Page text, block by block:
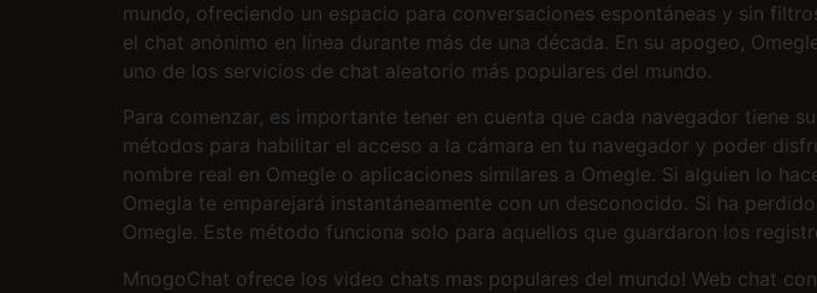
mundo, ofreciendo un espacio para conversaciones espontáneas y sin
el chat anónimo en línea durante más de una década. En su apogeo,
uno de los servicios de chat aleatorio más populares del mundo.
Para comenzar, es importante tener en cuenta que cada navegador tiene
métodos para habilitar el acceso a la cámara en tu navegador y poder
nombre real en Omegle o aplicaciones similares a Omegle. Si alguien lo
Omegla te emparejará instantáneamente con un desconocido. Si ha
Omegle. Este método funciona solo para aquellos que guardaron los
MnogoChat ofrece los video chats mas populares del mundo! Web chat